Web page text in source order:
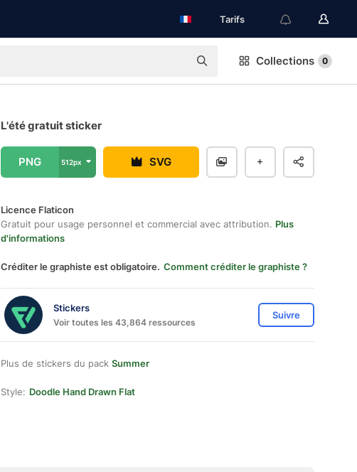
Tarifs
Collections 0
L'été gratuit sticker
PNG 512px SVG
Licence Flaticon
Gratuit pour usage personnel et commercial avec attribution. Plus
d'informations
Créditer le graphiste est obligatoire. Comment créditer le graphiste ?
Stickers
Voir toutes les 43,864 ressources
Suivre
Plus de stickers du pack Summer
Style: Doodle Hand Drawn Flat